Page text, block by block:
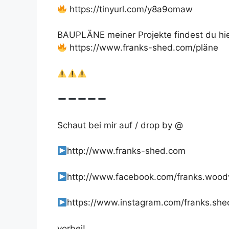
https://tinyurl.com/y8a9omaw
BAUPLÄNE meiner Projekte findest du
https://www.franks-shed.com/pläne
Schaut bei mir auf / drop by @
http://www.franks-shed.com
http://www.facebook.com/
https://www.instagram.com/